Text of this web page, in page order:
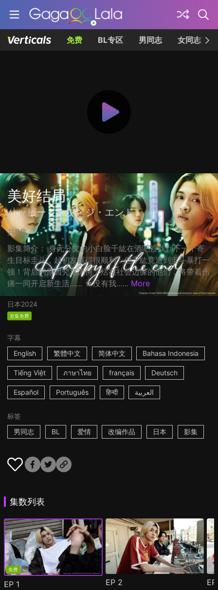
免费 BL专区 男同志 女同志
美好结局
ハッピー・オブ・ジ・エンド
共8集
影集简介： 身无分文的小白脸千紘在酒吧裡找到下一个寄
生目标圭斗，起初发展得很顺利，但千紘竟遭到圭斗暴打一
顿！背后的原因究竟为何？活在社会边缘的他们，将带着伤
痛一同开启新生活…… ☆没有我…... More
日本2024
首集免费
字幕
English
繁體中文 简体中文 Bahasa Indonesia
Tiếng Việt ภาษาไทย français Deutsch
Español Português हिन्दी العربية
标签
男同志
BL 爱情 改编作品 日本 影集
集数列表
免费
EP 1 EP 2